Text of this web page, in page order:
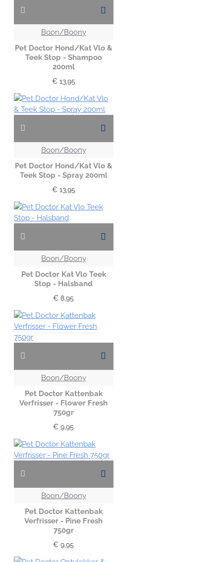
Boon/Boony
Pet Doctor Hond/Kat Vlo &
Teek Stop - Shampoo
200ml
€ 13,95
Boon/Boony
Pet Doctor Hond/Kat Vlo &
Teek Stop - Spray 200ml
€ 13,95
Boon/Boony
Pet Doctor Kat Vlo Teek
Stop - Halsband
€ 8,95
Boon/Boony
Pet Doctor Kattenbak
Verfrisser - Flower Fresh
750gr
€ 9,95
Boon/Boony
Pet Doctor Kattenbak
Verfrisser - Pine Fresh
750gr
€ 9,95